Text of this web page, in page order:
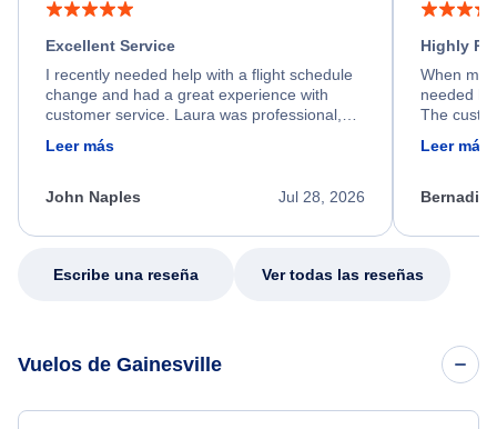
Excellent Service
I recently needed help with a flight schedule
change and had a great experience with
customer service. Laura was professional,
friendly, and very helpful throughout the
process. She quickly found a solution and
appreciate her excellent service.
Leer más
Jul 28, 2026
John Naples
Highly
When my
needed
The
calm,
my issue.
Leer más
Escribe una reseña Ver todas las reseñas
Vuelos de Gainesville